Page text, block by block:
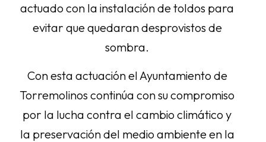
actuado con la instalación de toldos para
evitar que quedaran desprovistos de
sombra.
Con esta actuación el Ayuntamiento de
Torremolinos continúa con su compromiso
por la lucha contra el cambio climático y
la preservación del medio ambiente en la